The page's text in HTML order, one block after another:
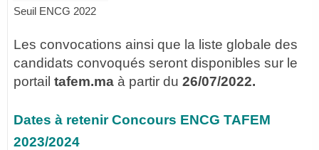
Seuil ENCG 2022
Les convocations ainsi que la liste globale des
candidats convoqués seront disponibles sur le
portail tafem.ma à partir du 26/07/2022.
Dates à retenir Concours ENCG TAFEM
2023/2024